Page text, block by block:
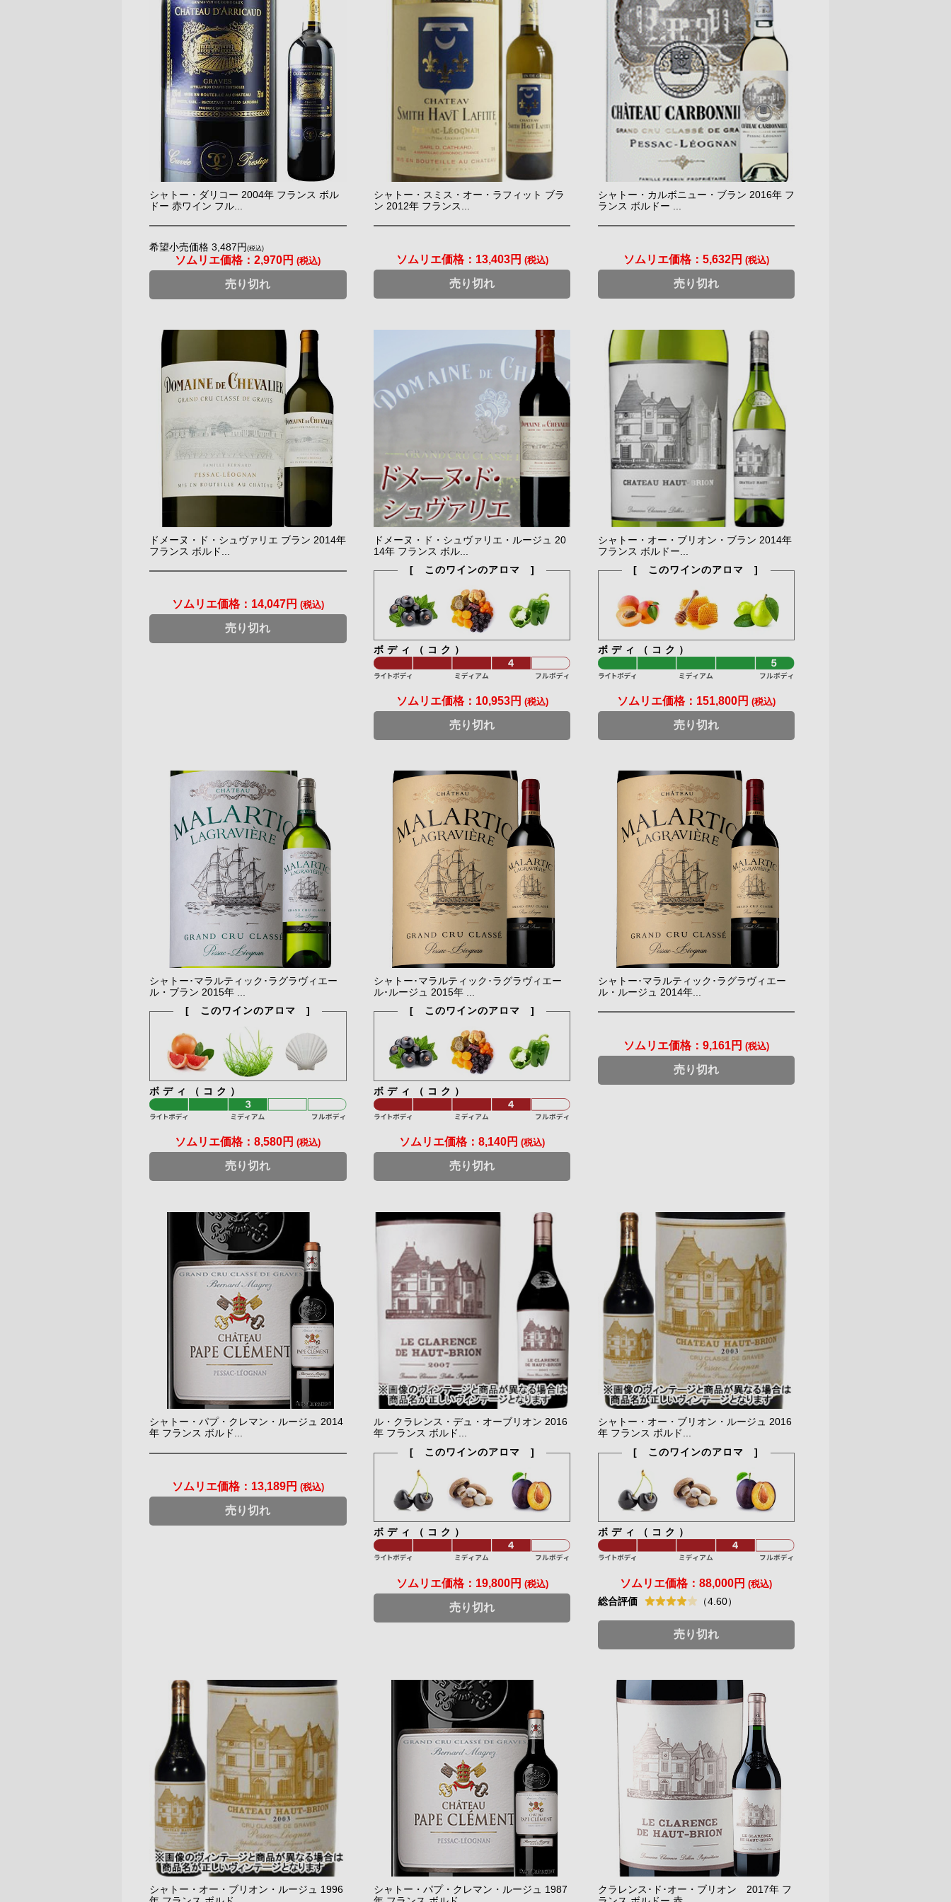
シャトー・ダリコー 2004年 フランス ボル
ドー 赤ワイン フル...
希望小売価格 3,487円(税込)
ソムリエ価格：2,970円 (税込)
売り切れ
シャトー・スミス・オー・ラフィット ブラ
ン 2012年 フランス...
ソムリエ価格： 13,403円 (税込)
売り切れ
シャトー・カルボニュー・ブラン 2016年 フ
ランス ボルドー ...
ソムリエ価格： 5,632円 (税込)
売り切れ
ドメーヌ・ド・シュヴァリエ ブラン 2014年
フランス ボルド...
ソムリエ価格： 14,047円 (税込)
売り切れ
ドメーヌ・ド・シュヴァリエ・ルージュ 20
14年 フランス ボル...
[ このワインのアロマ ]
ボディ（コク）
ソムリエ価格： 10,953円 (税込)
売り切れ
シャトー・オー・ブリオン・ブラン 2014年
フランス ボルドー...
[ このワインのアロマ ]
ボディ（コク）
ソムリエ価格： 151,800円 (税込)
売り切れ
シャトー･マラルティック･ラグラヴィエー
ル・ブラン 2015年 ...
[ このワインのアロマ ]
ボディ（コク）
ソムリエ価格：8,580円 (税込)
売り切れ
シャトー･マラルティック･ラグラヴィエー
ル･ルージュ 2015年 ...
[ このワインのアロマ ]
ボディ（コク）
ソムリエ価格：8,140円 (税込)
売り切れ
シャトー･マラルティック･ラグラヴィエー
ル・ルージュ 2014年...
ソムリエ価格： 9,161円 (税込)
売り切れ
シャトー・パプ・クレマン・ルージュ 2014
年 フランス ボルド...
ソムリエ価格： 13,189円 (税込)
売り切れ
ル・クラレンス・デュ・オーブリオン 2016
年 フランス ボルド...
[ このワインのアロマ ]
ボディ（コク）
ソムリエ価格： 19,800円 (税込)
売り切れ
シャトー・オー・ブリオン・ルージュ 2016
年 フランス ボルド...
[ このワインのアロマ ]
ボディ（コク）
ソムリエ価格：88,000円 (税込)
総合評価 （4.60）
売り切れ
シャトー・オー・ブリオン・ルージュ 1996
シャトー・パプ・クレマン・ルージュ 1987
クラレンス･ド･オー・ブリオン 2017年 フ